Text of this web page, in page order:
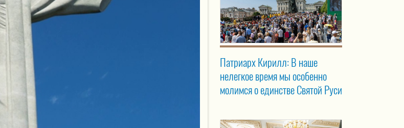
Патриарх Кирилл: В наше
нелегкое время мы особенно
молимся о единстве Святой Руси